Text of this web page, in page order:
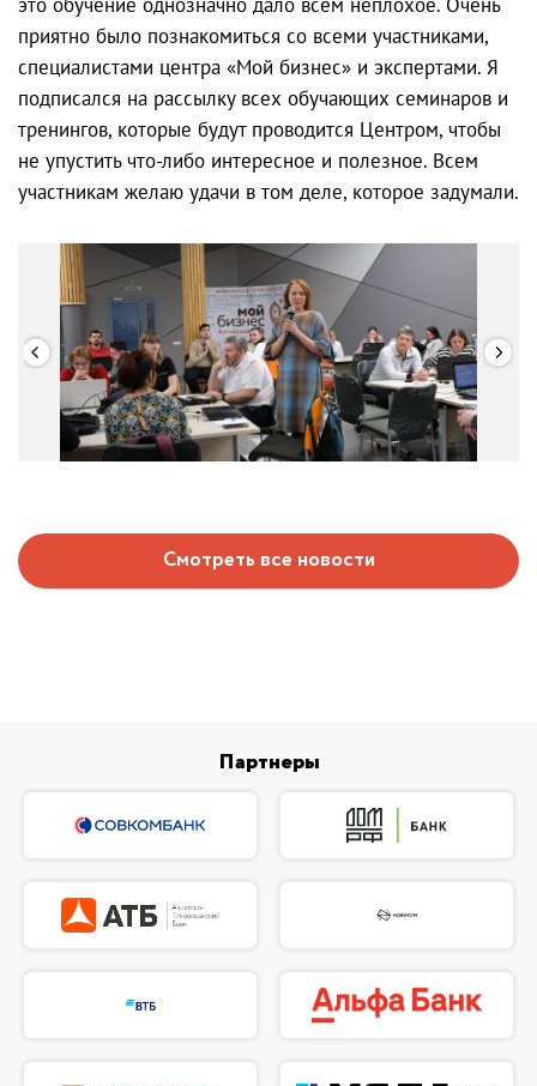
приятно было познакомиться со всеми участниками,
специалистами центра «Мой бизнес» и экспертами. Я
подписался на рассылку всех обучающих семинаров и
тренингов, которые будут проводится Центром, чтобы
не упустить что-либо интересное и полезное. Всем
участникам желаю удачи в том деле, которое задумали.
Смотреть все новости
Партнеры